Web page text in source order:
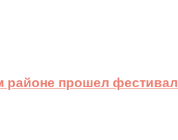
районе прошел